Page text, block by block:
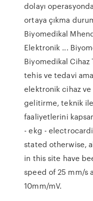
dolayı
ortaya çıkma
Biyomedikal
Elektronik ...
Biyomedikal Cihaz
tehis ve tedavi
elektronik cihaz
gelitirme, teknik
faaliyetlerini
- ekg -
stated otherwise,
in this site have
speed of 25 mm/s
10mm/mV.